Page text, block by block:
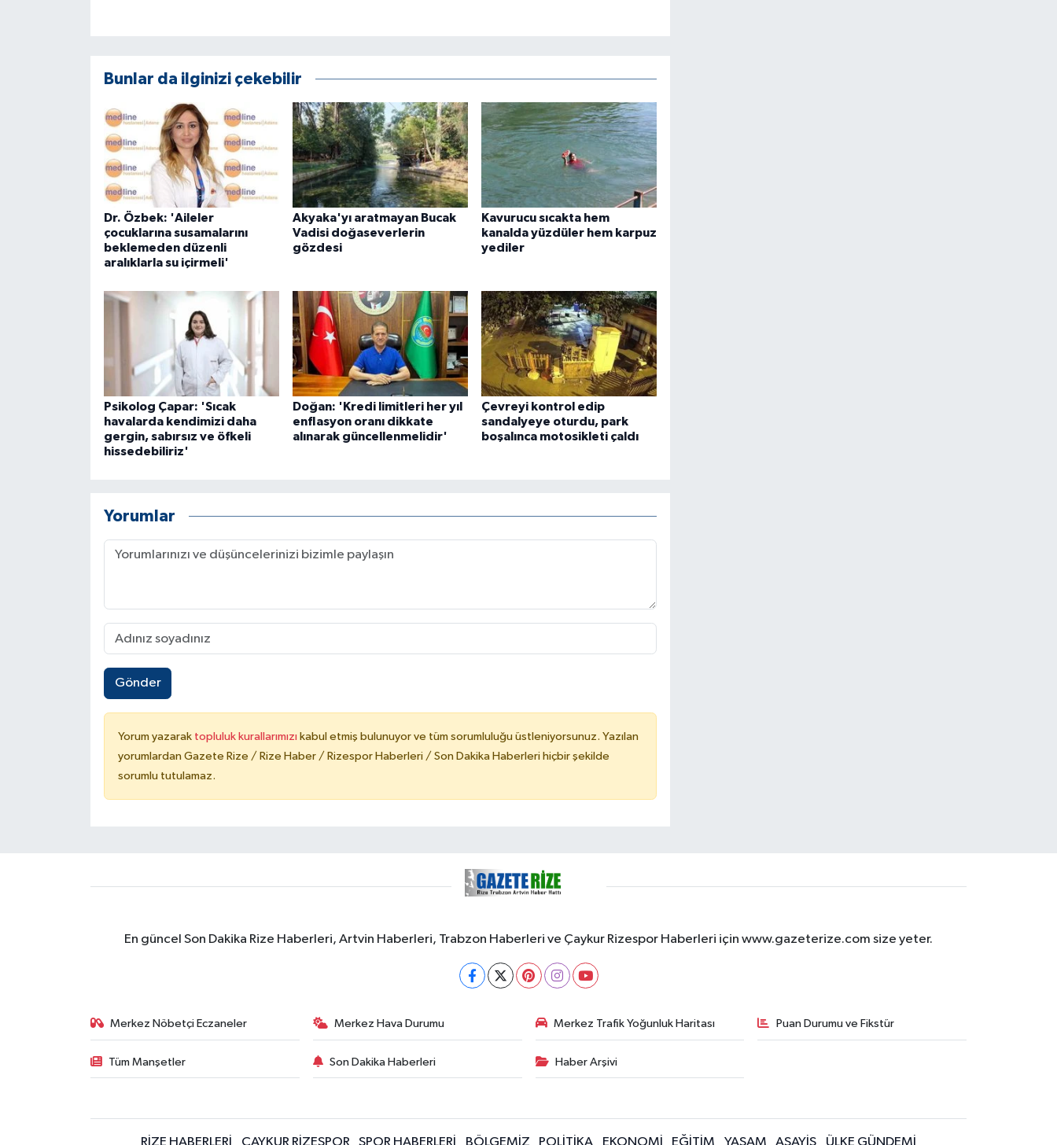
Bunlar da ilginizi çekebilir
Dr. Özbek: 'Aileler
çocuklarına susamalarını
beklemeden düzenli
aralıklarla su içirmeli'
Akyaka'yı aratmayan Bucak
Vadisi doğaseverlerin
gözdesi
Kavurucu sıcakta hem
kanalda yüzdüler hem karpuz
yediler
Psikolog Çapar: 'Sıcak
havalarda kendimizi daha
gergin, sabırsız ve öfkeli
hissedebiliriz'
Doğan: 'Kredi limitleri her yıl
enflasyon oranı dikkate
alınarak güncellenmelidir'
Çevreyi kontrol edip
sandalyeye oturdu, park
boşalınca motosikleti çaldı
Yorumlar
Gönder
Yorum yazarak topluluk kurallarımızı kabul etmiş bulunuyor ve tüm sorumluluğu üstleniyorsunuz. Yazılan
yorumlardan Gazete Rize / Rize Haber / Rizespor Haberleri / Son Dakika Haberleri hiçbir şekilde
sorumlu tutulamaz.
En güncel Son Dakika Rize Haberleri, Artvin Haberleri, Trabzon Haberleri ve Çaykur Rizespor Haberleri için www.gazeterize.com size yeter.
Merkez Nöbetçi Eczaneler Merkez Hava Durumu Merkez Trafik Yoğunluk Haritası Puan Durumu ve Fikstür
Tüm Manşetler Son Dakika Haberleri Haber Arşivi
Yerel Haberler